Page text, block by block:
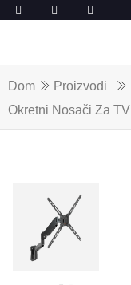
Dom Proizvodi
Okretni Nosači Za TV